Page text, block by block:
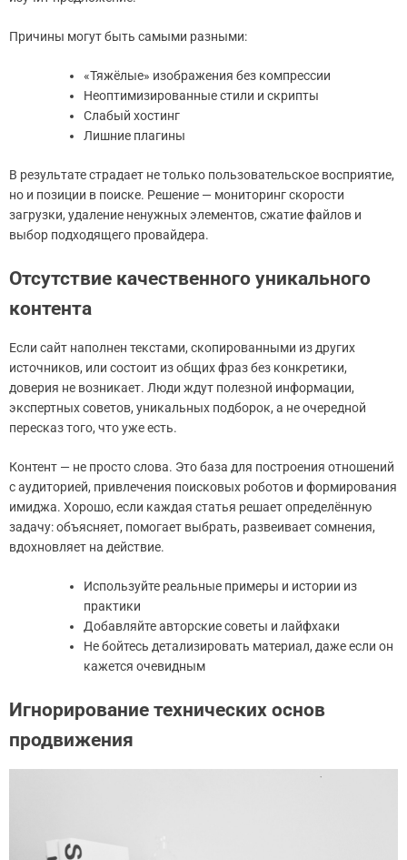
Причины могут быть самыми разными:
«Тяжёлые» изображения без компрессии
Неоптимизированные стили и скрипты
Слабый хостинг
Лишние плагины
В результате страдает не только пользовательское восприятие,
но и позиции в поиске. Решение — мониторинг скорости
загрузки, удаление ненужных элементов, сжатие файлов и
выбор подходящего провайдера.
Отсутствие качественного уникального
контента
Если сайт наполнен текстами, скопированными из других
источников, или состоит из общих фраз без конкретики,
доверия не возникает. Люди ждут полезной информации,
экспертных советов, уникальных подборок, а не очередной
пересказ того, что уже есть.
Контент — не просто слова. Это база для построения отношений
с аудиторией, привлечения поисковых роботов и формирования
имиджа. Хорошо, если каждая статья решает определённую
задачу: объясняет, помогает выбрать, развеивает сомнения,
вдохновляет на действие.
Используйте реальные примеры и истории из
практики
Добавляйте авторские советы и лайфхаки
Не бойтесь детализировать материал, даже если он
кажется очевидным
Игнорирование технических основ
продвижения